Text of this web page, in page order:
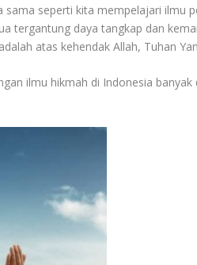
sama seperti kita mempelajari ilmu
tergantung daya tangkap dan
atas kehendak Allah, Tuhan
ilmu hikmah di Indonesia